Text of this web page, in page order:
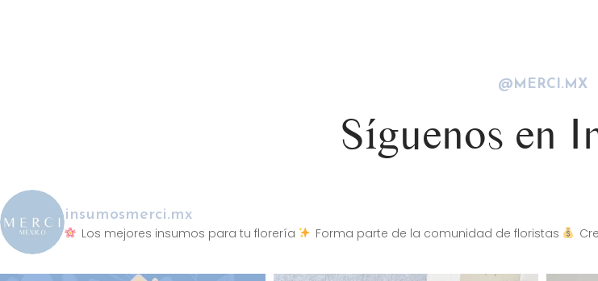
@MERCI.MX
Síguenos en
insumosmerci.mx
Los mejores insumos para tu florería
Forma parte de la comunidad de floristas